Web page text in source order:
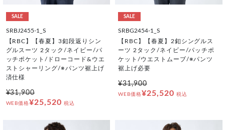
SALE
SRBJ2455-1_S
【RBC】【春夏】3釦段返りシン
グルスーツ 2タック/ネイビー/パ
ッチポケット/ドローコード&ウエ
ストシャーリング/※パンツ裾上げ
済仕様
¥31,900
WEB価格¥25,520 税込
SALE
SRBG2454-1_S
【RBC】【春夏】2釦シングルス
ーツ 2タック/ネイビー/パッチポ
ケット/ウエストムーブ/※パンツ
裾上げ必要
¥31,900
WEB価格¥25,520 税込